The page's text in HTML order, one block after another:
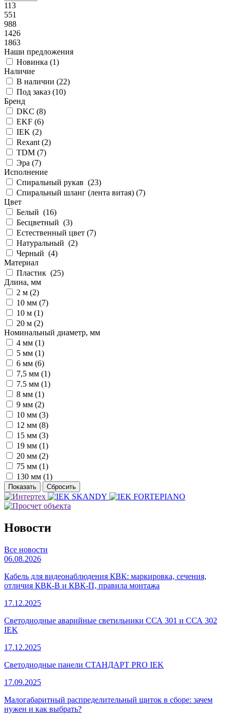
113
551
988
1426
1863
Наши предложения
Новинка (1)
Наличие
В наличии (22)
Под заказ (10)
Бренд
DKC (8)
EKF (6)
IEK (2)
Rexant (2)
TDM (7)
Эра (7)
Исполнение
Спиральный рукав (23)
Спиральный шланг (лента витая) (7)
Цвет
Белый (16)
Бесцветный (3)
Естественный цвет (7)
Натуральный (2)
Черный (4)
Материал
Пластик (25)
Длина, мм
2 м (2)
10 мм (7)
10 м (1)
20 м (2)
Номинальный диаметр, мм
4 мм (1)
5 мм (1)
6 мм (6)
7,5 мм (1)
7.5 мм (1)
8 мм (1)
9 мм (2)
10 мм (3)
12 мм (8)
15 мм (3)
19 мм (1)
20 мм (2)
75 мм (1)
130 мм (1)
Новости
Все новости
06.08.2026
Кабель для видеонаблюдения КВК: маркировка, сечения,
отличия КВК-В и КВК-П, правила монтажа
17.12.2025
Светодиодные аварийные светильники ССА 301 и ССА 302
IEK
17.12.2025
Светодиодные панели СТАНДАРТ PRO IEK
17.09.2025
Малогабаритный распределительный щиток в сборе: зачем
нужен и как выбрать?